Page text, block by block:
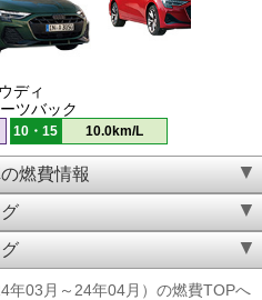
ディ
ツバック
10・15 10.0km/L
燃費情報
年03月～24年04月）の燃費TOPへ